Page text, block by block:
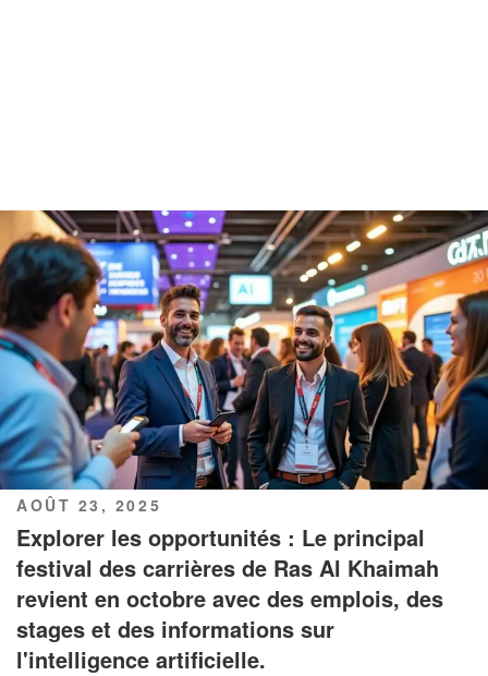
PUBLIÉ
LE
AOÛT 23, 2025
Explorer les opportunités : Le principal
festival des carrières de Ras Al Khaimah
revient en octobre avec des emplois, des
stages et des informations sur
l'intelligence artificielle.